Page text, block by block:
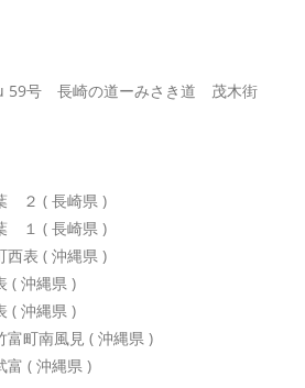
59号 長崎の道ーみさき道 茂木街
２ ( 長崎県 )
１ ( 長崎県 )
表 ( 沖縄県 )
沖縄県 )
沖縄県 )
町南風見 ( 沖縄県 )
( 沖縄県 )